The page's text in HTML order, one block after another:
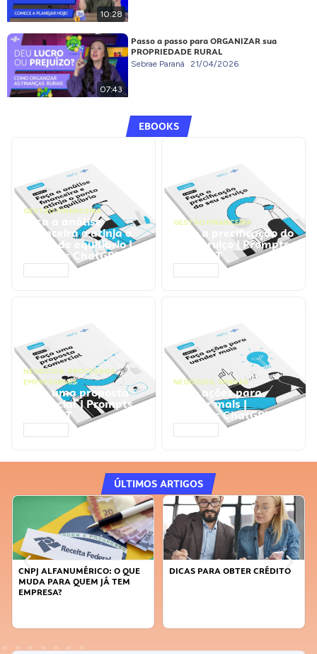
10:28
07:43
Passo a passo para ORGANIZAR sua
PROPRIEDADE RURAL
Sebrae Paraná 21/04/2026
EBOOKS
GESTÃO FINANCEIRA
Faça a análise
financeira e atinja o
ponto de equilíbrio |
Prompts ChatGPT
GESTÃO FINANCEIRA
Faça a precificação do
seu serviço | Prompts
ChatGPT
NEGÓCIOS, PROCESSOS
EMPRESARIAIS
Faça uma proposta
comercial | Prompts
ChatGPT
NEGÓCIOS, VENDAS
Faça ações para
vender mais |
Prompts ChatGPT
ÚLTIMOS ARTIGOS
DICAS PARA OBTER CRÉDITO
FAÇA A DIFERENÇA: SEJA